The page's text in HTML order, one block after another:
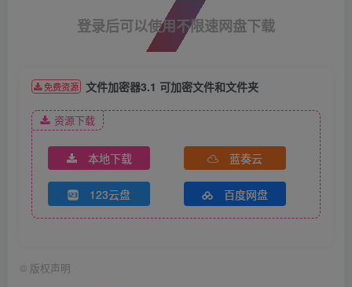
登录后可以使用不限速网盘下载
免费资源 文件加密器3.1 可加密文件和文件夹
资源下载
本地下载 蓝奏云
123云盘 百度网盘
© 版权声明